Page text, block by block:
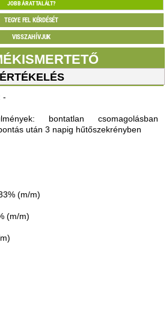
JOBB ÁRAT TALÁLT?
TEGYE FEL KÉRDÉSÉT
VISSZAHÍVJUK
ÉRTÉKELÉS
-
bontatlan csomagolásban
után 3 napig hűtőszekrényben
(m/m)
(m/m)